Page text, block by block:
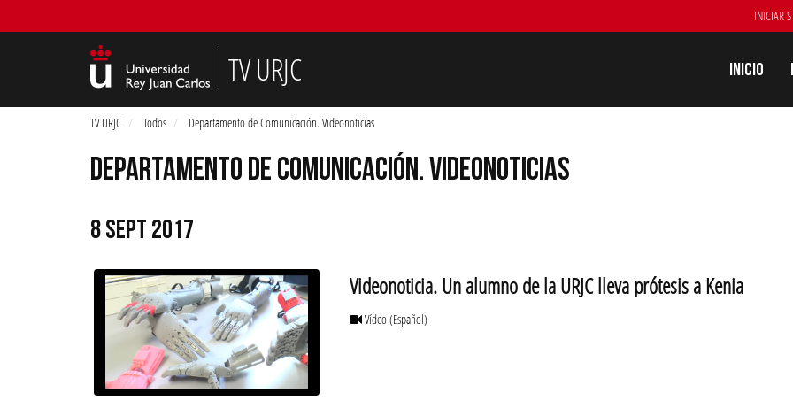
INICIAR
TV URJC Inicio
TV URJC Todos Departamento de Comunicación. Videonoticias
DEPARTAMENTO DE COMUNICACIÓN. VIDEONOTICIAS
8 SEPT 2017
Videonoticia. Un alumno de la URJC lleva prótesis a Kenia
Vídeo(Español)